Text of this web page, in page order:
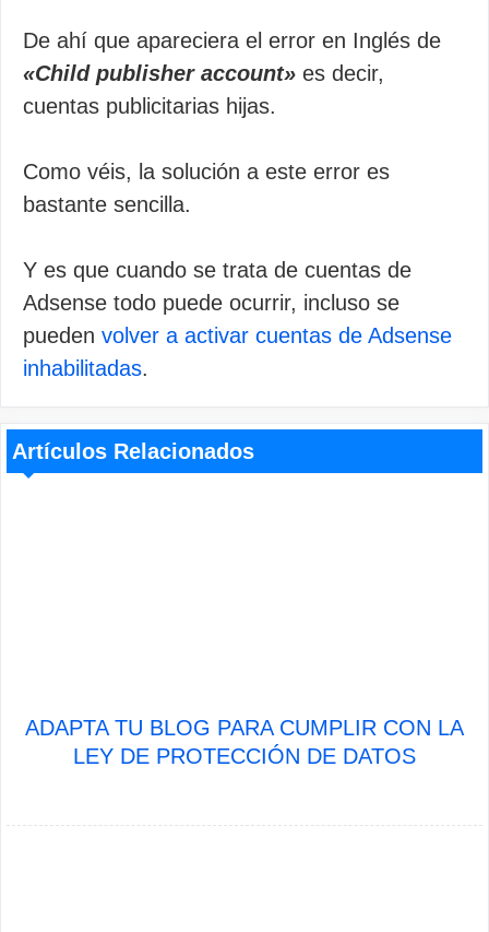
De ahí que apareciera el error en Inglés de
«Child publisher account» es decir,
cuentas publicitarias hijas.
Como véis, la solución a este error es
bastante sencilla.
Y es que cuando se trata de cuentas de
Adsense todo puede ocurrir, incluso se
pueden volver a activar cuentas de Adsense
inhabilitadas.
Artículos Relacionados
ADAPTA TU BLOG PARA CUMPLIR CON LA
LEY DE PROTECCIÓN DE DATOS